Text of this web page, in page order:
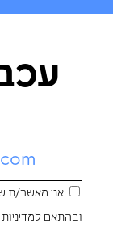
אני מאשר/ת
ובהתאם ל